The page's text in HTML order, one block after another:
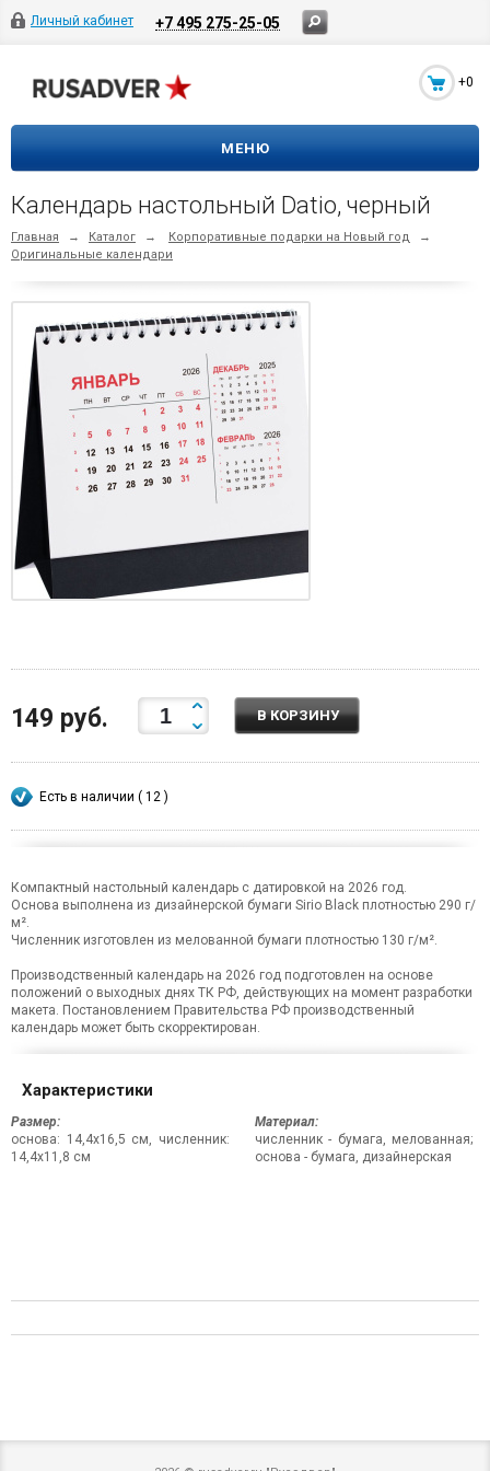
Личный кабинет +7 495 275-25-05
+0
МЕНЮ
Календарь настольный Datio, черный
Главная → Каталог → Корпоративные подарки на Новый год
→
Оригинальные календари
149 руб. В КОРЗИНУ
Есть в наличии ( 12 )
Компактный настольный календарь с датировкой на 2026 год.
Основа выполнена из дизайнерской бумаги Sirio Black плотностью 290 г/
м².
Численник изготовлен из мелованной бумаги плотностью 130 г/м².
Производственный календарь на 2026 год подготовлен на основе
положений о выходных днях ТК РФ, действующих на момент разработки
макета. Постановлением Правительства РФ производственный
календарь может быть скорректирован.
Характеристики
Размер:
основа: 14,4х16,5 см, численник:
14,4х11,8 см
Материал:
численник - бумага, мелованная;
основа - бумага, дизайнерская